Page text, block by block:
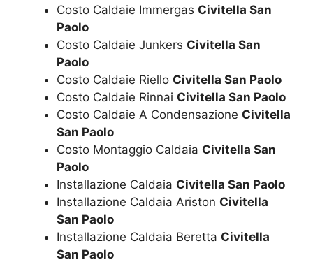
Costo Caldaie Immergas Civitella San
Paolo
Costo Caldaie Junkers Civitella San
Paolo
Costo Caldaie Riello Civitella San Paolo
Costo Caldaie Rinnai Civitella San Paolo
Costo Caldaie A Condensazione Civitella
San Paolo
Costo Montaggio Caldaia Civitella San
Paolo
Installazione Caldaia Civitella San Paolo
Installazione Caldaia Ariston Civitella
San Paolo
Installazione Caldaia Beretta Civitella
San Paolo